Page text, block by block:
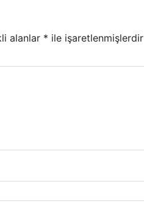
alanlar * ile işaretlenmişlerdir